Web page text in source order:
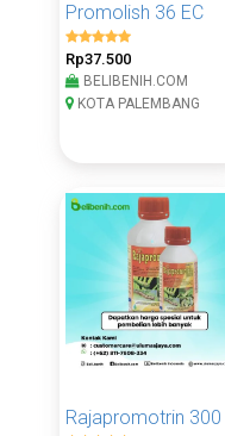
Promolish 36 EC
Rp37.500
BELIBENIH.COM
KOTA PALEMBANG